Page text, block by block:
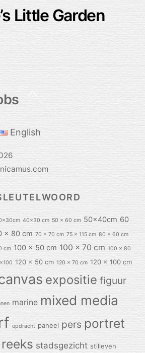
Little Garden
Back
Top
English
40x30 cm 50 x 60 cm 50x40cm 60
x 80 cm 70 x 70 cm 75 x 115 cm 80 x 60 cm
cm 100 x 50 cm 100 x 70 cm 100 x 80
120 x 50 cm 120 x 70 cm 120 x 100 cm
expositie figuur
marine mixed media
opdracht paneel pers portret
reeks stadsgezicht stilleven